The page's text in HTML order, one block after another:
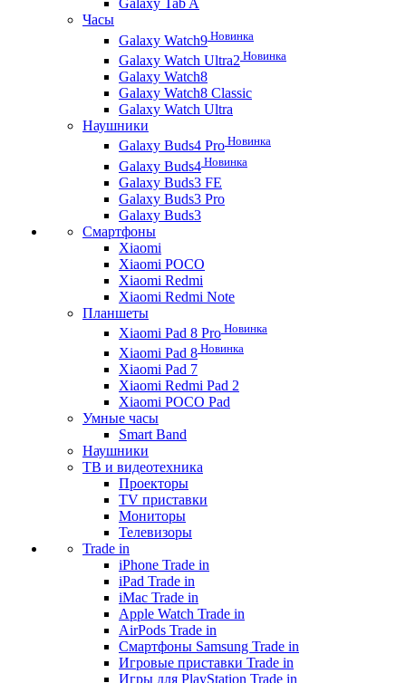
Galaxy Tab A
Часы
Galaxy Watch9 Новинка
Galaxy Watch Ultra2 Новинка
Galaxy Watch8
Galaxy Watch8 Classic
Galaxy Watch Ultra
Наушники
Galaxy Buds4 Pro Новинка
Galaxy Buds4 Новинка
Galaxy Buds3 FE
Galaxy Buds3 Pro
Galaxy Buds3
Смартфоны
Xiaomi
Xiaomi POCO
Xiaomi Redmi
Xiaomi Redmi Note
Планшеты
Xiaomi Pad 8 Pro Новинка
Xiaomi Pad 8 Новинка
Xiaomi Pad 7
Xiaomi Redmi Pad 2
Xiaomi POCO Pad
Умные часы
Smart Band
Наушники
ТВ и видеотехника
Проекторы
TV приставки
Мониторы
Телевизоры
Trade in
iPhone Trade in
iPad Trade in
iMac Trade in
Apple Watch Trade in
AirPods Trade in
Смартфоны Samsung Trade in
Игровые приставки Trade in
Игры для PlayStation Trade in